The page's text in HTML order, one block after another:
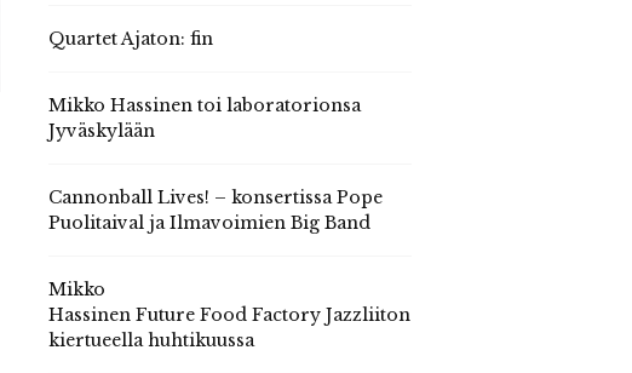
Quartet Ajaton: fin
Mikko Hassinen toi laboratorionsa
Jyväskylään
Cannonball Lives! – konsertissa Pope
Puolitaival ja Ilmavoimien Big Band
Mikko
Hassinen Future Food Factory Jazzliiton
kiertueella huhtikuussa